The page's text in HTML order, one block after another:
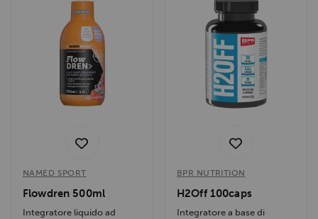
NAMED SPORT
Flowdren 500ml
Integratore liquido ad
BPR NUTRITION
H2Off 100caps
Integratore a base di